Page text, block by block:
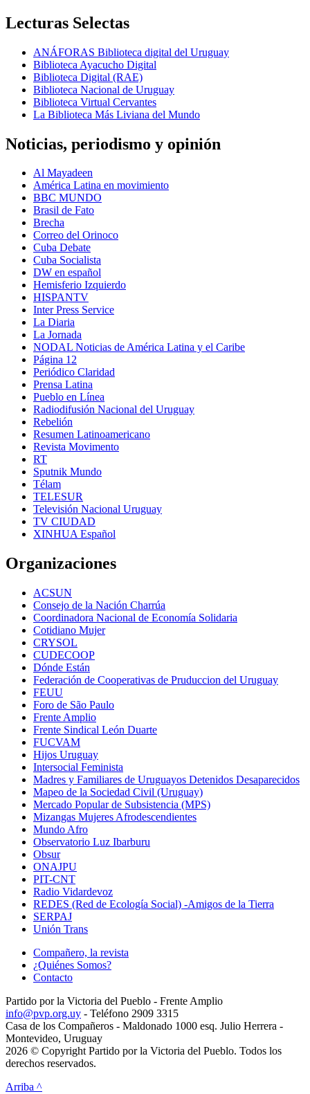
Lecturas Selectas
ANÁFORAS Biblioteca digital del Uruguay
Biblioteca Ayacucho Digital
Biblioteca Digital (RAE)
Biblioteca Nacional de Uruguay
Biblioteca Virtual Cervantes
La Biblioteca Más Liviana del Mundo
Noticias, periodismo y opinión
Al Mayadeen
América Latina en movimiento
BBC MUNDO
Brasil de Fato
Brecha
Correo del Orinoco
Cuba Debate
Cuba Socialista
DW en español
Hemisferio Izquierdo
HISPANTV
Inter Press Service
La Diaria
La Jornada
NODAL Noticias de América Latina y el Caribe
Página 12
Periódico Claridad
Prensa Latina
Pueblo en Línea
Radiodifusión Nacional del Uruguay
Rebelión
Resumen Latinoamericano
Revista Movimento
RT
Sputnik Mundo
Télam
TELESUR
Televisión Nacional Uruguay
TV CIUDAD
XINHUA Español
Organizaciones
ACSUN
Consejo de la Nación Charrúa
Coordinadora Nacional de Economía Solidaria
Cotidiano Mujer
CRYSOL
CUDECOOP
Dónde Están
Federación de Cooperativas de Pruduccion del Uruguay
FEUU
Foro de São Paulo
Frente Amplio
Frente Sindical León Duarte
FUCVAM
Hijos Uruguay
Intersocial Feminista
Madres y Familiares de Uruguayos Detenidos Desaparecidos
Mapeo de la Sociedad Civil (Uruguay)
Mercado Popular de Subsistencia (MPS)
Mizangas Mujeres Afrodescendientes
Mundo Afro
Observatorio Luz Ibarburu
Obsur
ONAJPU
PIT-CNT
Radio Vidardevoz
REDES (Red de Ecología Social) -Amigos de la Tierra
SERPAJ
Unión Trans
Compañero, la revista
¿Quiénes Somos?
Contacto
Partido por la Victoria del Pueblo - Frente Amplio
info@pvp.org.uy - Teléfono 2909 3315
Casa de los Compañeros - Maldonado 1000 esq. Julio Herrera -
Montevideo, Uruguay
2026 © Copyright Partido por la Victoria del Pueblo. Todos los
derechos reservados.
Arriba ^